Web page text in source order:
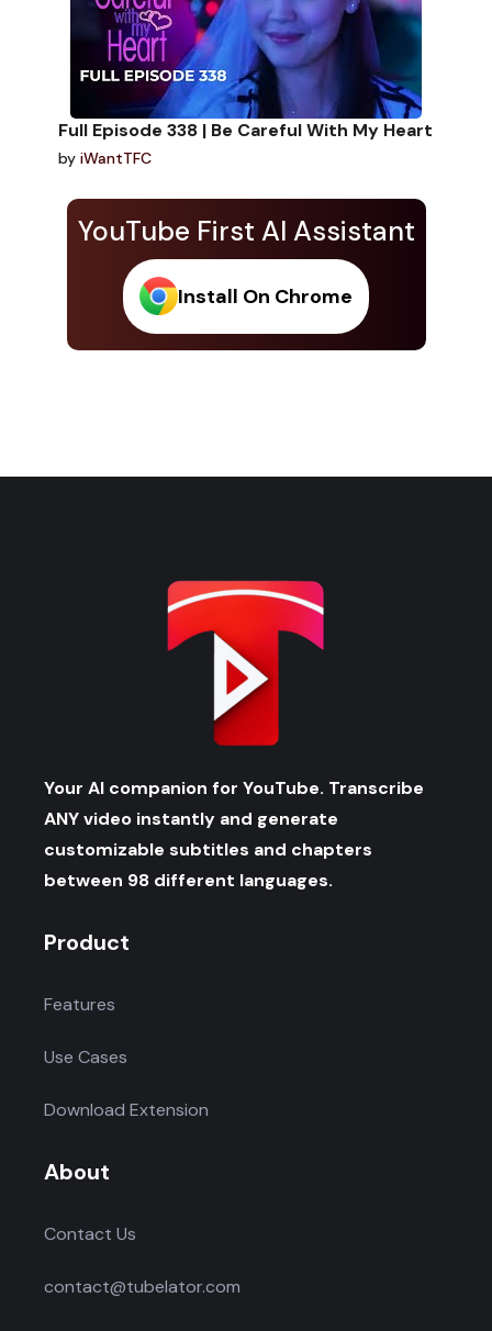
YouTube First AI Assistant
Install On Chrome
Full Episode 338 | Be Careful With My Heart
byiWantTFC
Your AI companion for YouTube. Transcribe
ANY video instantly and generate
customizable subtitles and chapters
between 98 different languages.
Product
Features
Use Cases
Download Extension
About
Contact Us
contact@tubelator.com